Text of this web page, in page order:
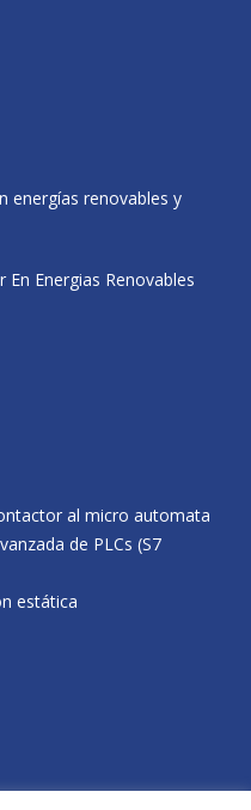
energías renovables y
Energias Renovables
al micro automata
de PLCs (S7
estática